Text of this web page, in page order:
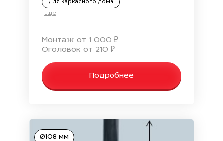
Для каркасного дома
Еще
Монтаж от 1 000 ₽
Оголовок от 210 ₽
Подробнее
Ø108 мм